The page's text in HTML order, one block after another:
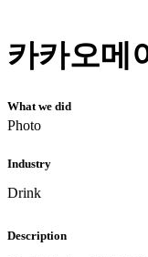
카카오메
What we did
Photo
Industry
Drink
Description